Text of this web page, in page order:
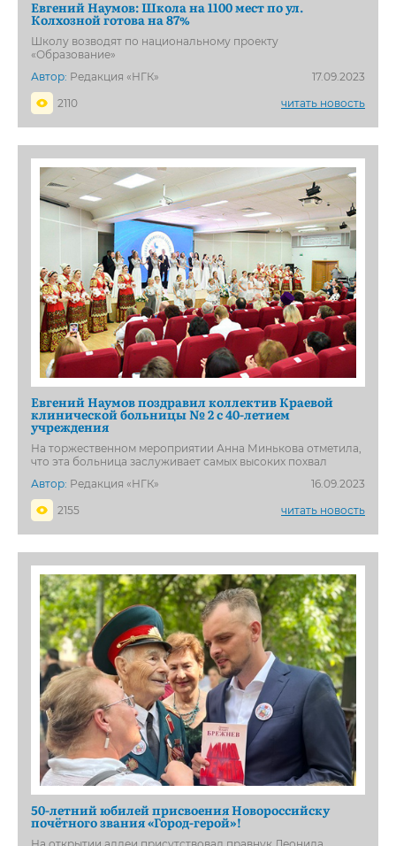
Евгений Наумов: Школа на 1100 мест по ул.
Колхозной готова на 87%
Школу возводят по национальному проекту
«Образование»
Автор: Редакция «НГК»
17.09.2023
2110
читать новость
Евгений Наумов поздравил коллектив Краевой
клинической больницы № 2 с 40-летием
учреждения
На торжественном мероприятии Анна Минькова отметила,
что эта больница заслуживает самых высоких похвал
Автор: Редакция «НГК»
16.09.2023
2155
читать новость
50-летний юбилей присвоения Новороссийску
почётного звания «Город-герой»!